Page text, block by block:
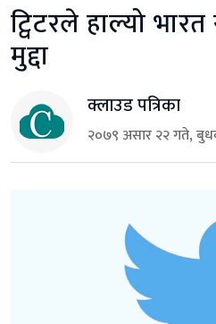
ट्विटरले हाल्यो
मुद्दा
क्लाउड पत्रिका
२०७९ असार २२ गते,